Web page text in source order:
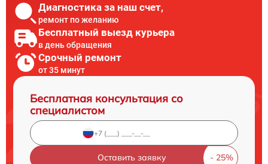
Диагностика за наш счет,
ремонт по желанию
Бесплатный выезд курьера
в день обращения
Срочный ремонт
от 35 минут
Бесплатная консультация со
специалистом
Оставить заявку